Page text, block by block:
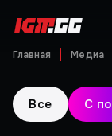
Главная Медиа
Все С